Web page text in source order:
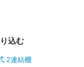
込む
2連結棚